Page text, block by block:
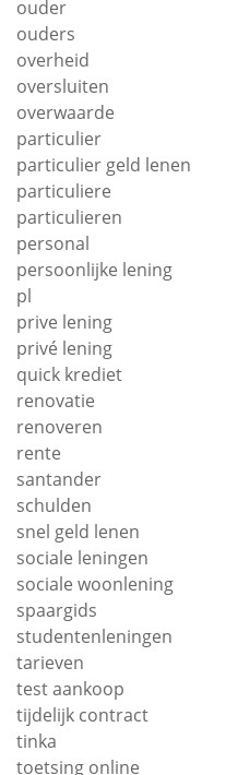
ouder
ouders
overheid
oversluiten
overwaarde
particulier
particulier geld lenen
particuliere
particulieren
personal
persoonlijke lening
pl
prive lening
privé lening
quick krediet
renovatie
renoveren
rente
santander
schulden
snel geld lenen
sociale leningen
sociale woonlening
spaargids
studentenleningen
tarieven
test aankoop
tijdelijk contract
tinka
toetsing online